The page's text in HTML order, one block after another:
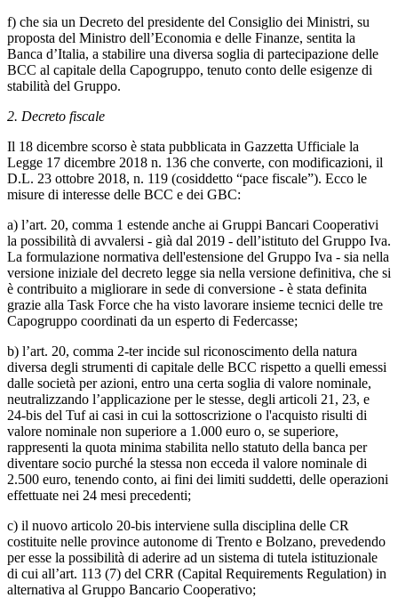
f) che sia un Decreto del presidente del Consiglio dei Ministri, su
proposta del Ministro dell’Economia e delle Finanze, sentita la
Banca d’Italia, a stabilire una diversa soglia di partecipazione delle
BCC al capitale della Capogruppo, tenuto conto delle esigenze di
stabilità del Gruppo.
2. Decreto fiscale
Il 18 dicembre scorso è stata pubblicata in Gazzetta Ufficiale la
Legge 17 dicembre 2018 n. 136 che converte, con modificazioni, il
D.L. 23 ottobre 2018, n. 119 (cosiddetto “pace fiscale”). Ecco le
misure di interesse delle BCC e dei GBC:
a) l’art. 20, comma 1 estende anche ai Gruppi Bancari Cooperativi
la possibilità di avvalersi - già dal 2019 - dell’istituto del Gruppo Iva.
La formulazione normativa dell'estensione del Gruppo Iva - sia nella
versione iniziale del decreto legge sia nella versione definitiva, che si
è contribuito a migliorare in sede di conversione - è stata definita
grazie alla Task Force che ha visto lavorare insieme tecnici delle tre
Capogruppo coordinati da un esperto di Federcasse;
b) l’art. 20, comma 2-ter incide sul riconoscimento della natura
diversa degli strumenti di capitale delle BCC rispetto a quelli emessi
dalle società per azioni, entro una certa soglia di valore nominale,
neutralizzando l’applicazione per le stesse, degli articoli 21, 23, e
24-bis del Tuf ai casi in cui la sottoscrizione o l'acquisto risulti di
valore nominale non superiore a 1.000 euro o, se superiore,
rappresenti la quota minima stabilita nello statuto della banca per
diventare socio purché la stessa non ecceda il valore nominale di
2.500 euro, tenendo conto, ai fini dei limiti suddetti, delle operazioni
effettuate nei 24 mesi precedenti;
c) il nuovo articolo 20-bis interviene sulla disciplina delle CR
costituite nelle province autonome di Trento e Bolzano, prevedendo
per esse la possibilità di aderire ad un sistema di tutela istituzionale
di cui all’art. 113 (7) del CRR (Capital Requirements Regulation) in
alternativa al Gruppo Bancario Cooperativo;